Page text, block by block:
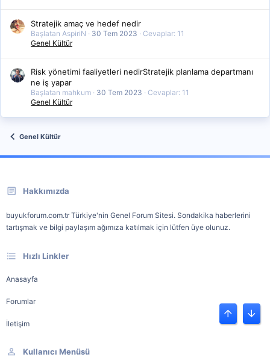
Stratejik amaç ve hedef nedir
Başlatan AspiriN 30 Tem 2023
Cevaplar: 11
Genel Kültür
Risk yönetimi faaliyetleri nedirStratejik planlama departmanı
ne iş yapar
Başlatan mahkum 30 Tem 2023
Cevaplar: 11
Genel Kültür
Genel Kültür
Hakkımızda
buyukforum.com.tr Türkiye'nin Genel Forum Sitesi. Sondakika haberlerini
tartışmak ve bilgi paylaşım ağımıza katılmak için lütfen üye olunuz.
Hızlı Linkler
Anasayfa
Forumlar
İletişim
Kullanıcı Menüsü
Üst Alt